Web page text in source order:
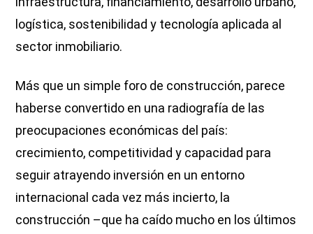
logística, sostenibilidad y tecnología aplicada al
sector inmobiliario.
Más que un simple foro de construcción, parece
haberse convertido en una radiografía de las
preocupaciones económicas del país:
crecimiento, competitividad y capacidad para
seguir atrayendo inversión en un entorno
internacional cada vez más incierto, la
construcción –que ha caído mucho en los últimos